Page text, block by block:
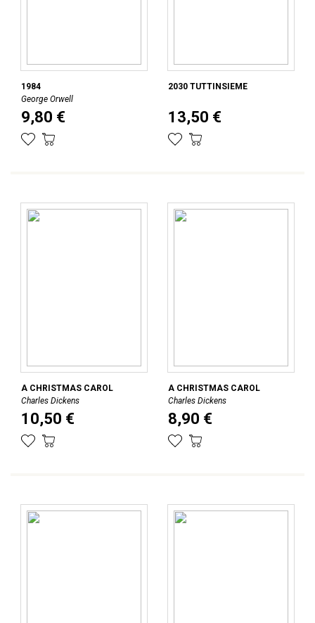
1984
George Orwell
9,80 €
2030 TUTTINSIEME
13,50 €
A CHRISTMAS CAROL
Charles Dickens
10,50 €
A CHRISTMAS CAROL
Charles Dickens
8,90 €